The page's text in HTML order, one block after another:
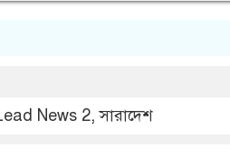
News 2,সারাদেশ